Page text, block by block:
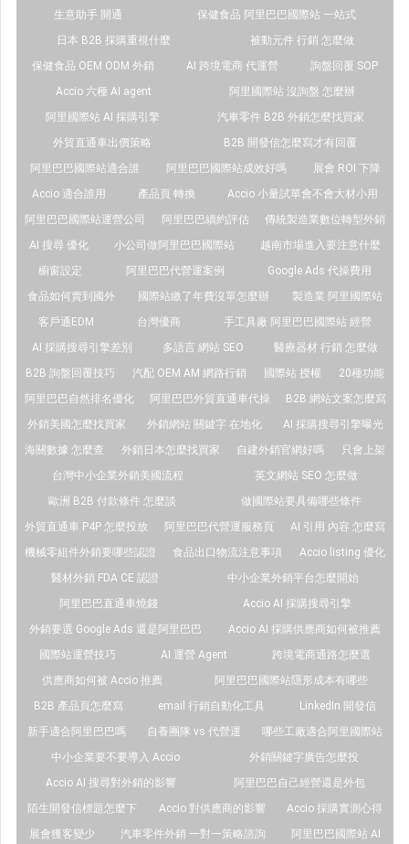
生意助手 開通
保健食品 阿里巴巴國際站 一站式
日本 B2B 採購重視什麼
被動元件 行銷 怎麼做
保健食品 OEM ODM 外銷
AI 跨境電商 代運營
詢盤回覆 SOP
Accio 六種 AI agent
阿里國際站 沒詢盤 怎麼辦
阿里國際站 AI 採購引擎
汽車零件 B2B 外銷怎麼找買家
外貿直通車出價策略
B2B 開發信怎麼寫才有回覆
阿里巴巴國際站適合誰
阿里巴巴國際站成效好嗎
展會 ROI 下降
Accio 適合誰用
產品頁 轉換
Accio 小量試單會不會大材小用
阿里巴巴國際站運營公司
阿里巴巴續約評估
傳統製造業數位轉型外銷
AI 搜尋 優化
小公司做阿里巴巴國際站
越南市場進入要注意什麼
櫥窗設定
阿里巴巴代營運案例
Google Ads 代操費用
食品如何賣到國外
國際站繳了年費沒單怎麼辦
製造業 阿里國際站
客戶通EDM
台灣優商
手工具廠 阿里巴巴國際站 經營
AI 採購搜尋引擎差別
多語言 網站 SEO
醫療器材 行銷 怎麼做
B2B 詢盤回覆技巧
汽配 OEM AM 網路行銷 國際站 授權
20種功能
阿里巴巴自然排名優化
阿里巴巴外貿直通車代操
B2B 網站文案怎麼寫
外銷美國怎麼找買家
外銷網站 關鍵字 在地化
AI 採購搜尋引擎曝光
海關數據 怎麼查
外銷日本怎麼找買家 自建外銷官網好嗎
只會上架
台灣中小企業外銷美國流程
英文網站 SEO 怎麼做
歐洲 B2B 付款條件 怎麼談
做國際站要具備哪些條件
外貿直通車 P4P 怎麼投放
阿里巴巴代營運服務頁
AI 引用 內容 怎麼寫
機械零組件外銷要哪些認證
食品出口物流注意事項
Accio listing 優化
醫材外銷 FDA CE 認證
中小企業外銷平台怎麼開始
阿里巴巴直通車燒錢
Accio AI 採購搜尋引擎
外銷要選 Google Ads 還是阿里巴巴
Accio AI 採購供應商如何被推薦
國際站運營技巧
AI 運營 Agent
跨境電商通路怎麼選
供應商如何被 Accio 推薦
阿里巴巴國際站隱形成本有哪些
B2B 產品頁怎麼寫
email 行銷自動化工具
LinkedIn 開發信
新手適合阿里巴巴嗎
自養團隊 vs 代營運
哪些工廠適合阿里國際站
中小企業要不要導入 Accio
外銷關鍵字廣告怎麼投
Accio AI 搜尋對外銷的影響
阿里巴巴自己經營還是外包
陌生開發信標題怎麼下
Accio 對供應商的影響
Accio 採購實測心得
展會獲客變少
汽車零件外銷 一對一策略諮詢 阿里巴巴國際站 AI